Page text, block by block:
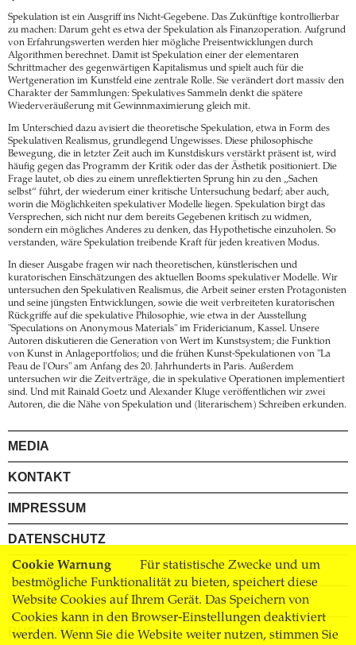
Cookie Warnung
Für statistische Zwecke und um
bestmögliche Funktionalität zu bieten, speichert diese
Website Cookies auf Ihrem Gerät. Das Speichern von
Cookies kann in den Browser-Einstellungen deaktiviert
werden. Wenn Sie die Website weiter nutzen, stimmen Sie
Spekulation ist ein Ausgriff ins Nicht-Gegebene. Das Zukünftige kontrollierbar
zu machen: Darum geht es etwa der Spekulation als Finanzoperation. Aufgrund
von Erfahrungswerten werden hier mögliche Preisentwicklungen durch
Algorithmen berechnet. Damit ist Spekulation einer der elementaren
Schrittmacher des gegenwärtigen Kapitalismus und spielt auch für die
Wertgeneration im Kunstfeld eine zentrale Rolle. Sie verändert dort massiv den
Charakter der Sammlungen: Spekulatives Sammeln denkt die spätere
Wiederveräußerung mit Gewinnmaximierung gleich mit.
Im Unterschied dazu avisiert die theoretische Spekulation, etwa in Form des
Spekulativen Realismus, grundlegend Ungewisses. Diese philosophische
Bewegung, die in letzter Zeit auch im Kunstdiskurs verstärkt präsent ist, wird
häufig gegen das Programm der Kritik oder das der Ästhetik positioniert. Die
Frage lautet, ob dies zu einem unreflektierten Sprung hin zu den „Sachen
selbst“ führt, der wiederum einer kritische Untersuchung bedarf; aber auch,
worin die Möglichkeiten spekulativer Modelle liegen. Spekulation birgt das
Versprechen, sich nicht nur dem bereits Gegebenen kritisch zu widmen,
sondern ein mögliches Anderes zu denken, das Hypothetische einzuholen. So
verstanden, wäre Spekulation treibende Kraft für jeden kreativen Modus.
In dieser Ausgabe fragen wir nach theoretischen, künstlerischen und
kuratorischen Einschätzungen des aktuellen Booms spekulativer Modelle. Wir
untersuchen den Spekulativen Realismus, die Arbeit seiner ersten Protagonisten
und seine jüngsten Entwicklungen, sowie die weit verbreiteten kuratorischen
Rückgriffe auf die spekulative Philosophie, wie etwa in der Ausstellung
"Speculations on Anonymous Materials" im Fridericianum, Kassel. Unsere
Autoren diskutieren die Generation von Wert im Kunstsystem; die Funktion
von Kunst in Anlageportfolios; und die frühen Kunst-Spekulationen von "La
Peau de l'Ours" am Anfang des 20. Jahrhunderts in Paris. Außerdem
untersuchen wir die Zeitverträge, die in spekulative Operationen implementiert
sind. Und mit Rainald Goetz und Alexander Kluge veröffentlichen wir zwei
Autoren, die die Nähe von Spekulation und (literarischem) Schreiben erkunden.
MEDIA
KONTAKT
IMPRESSUM
DATENSCHUTZ
AGB
VERSAND
BUCHHANDEL